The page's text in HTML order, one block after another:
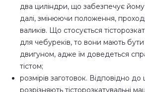
два циліндри, що забезпечує
далі, змінюючи положення,
валиків. Що стосується
для чебуреків, то вони мають
двигуном, адже їм доведеться
тістом;
розмірів заготовок. Відповідно
розрізняють тісторозкатувальні